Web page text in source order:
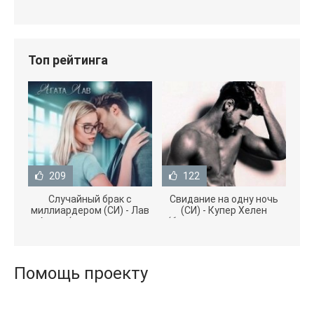
Топ рейтинга
209
Случайный брак с
миллиардером (СИ) - Лав
Агата (полная версия
122
Свидание на одну ночь
(СИ) - Купер Хелен
(бесплатные серии книг
Помощь проекту